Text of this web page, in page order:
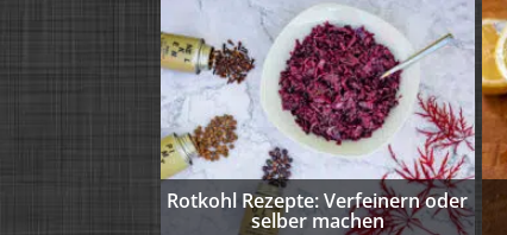
Rotkohl Rezepte: Verfeinern oder
selber machen